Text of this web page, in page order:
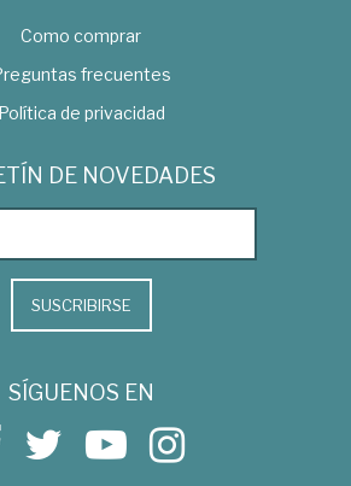
Como comprar
frecuentes
Política de privacidad
DE NOVEDADES
SUSCRIBIRSE
SÍGUENOS EN